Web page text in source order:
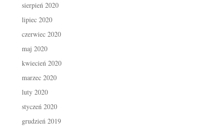
sierpień 2020
lipiec 2020
czerwiec 2020
maj 2020
kwiecień 2020
marzec 2020
luty 2020
styczeń 2020
grudzień 2019